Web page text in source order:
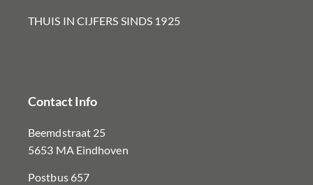
THUIS IN CIJFERS SINDS 1925​
Contact Info
Beemdstraat 25
5653 MA Eindhoven
Postbus 657